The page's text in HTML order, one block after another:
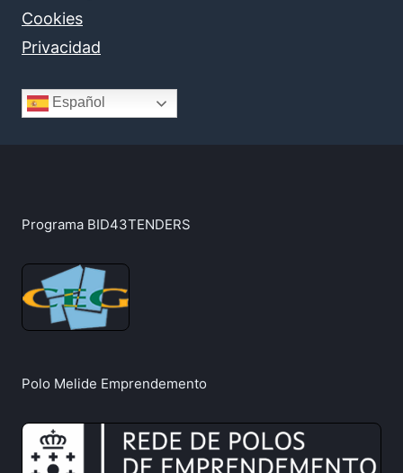
Cookies
Privacidad
Español
Programa BID43TENDERS
Polo Melide Emprendemento